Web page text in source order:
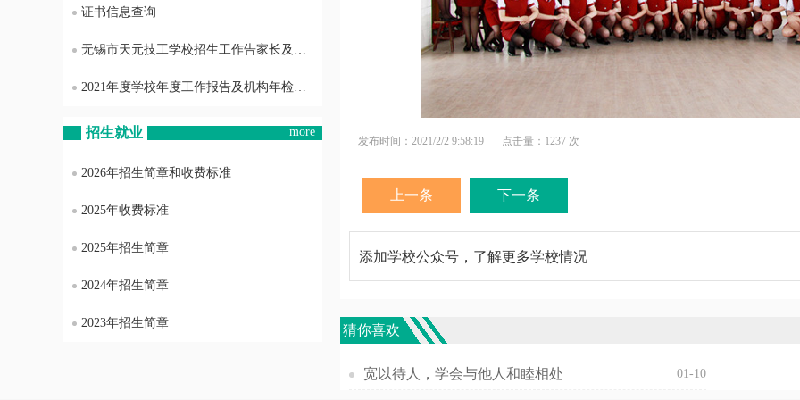
证书信息查询
无锡市天元技工学校招生工作告家长及社会各界书
2021年度学校年度工作报告及机构年检结果信息公开
招生就业 more
2026年招生简章和收费标准
2025年收费标准
2025年招生简章
2024年招生简章
2023年招生简章
发布时间：2021/2/2 9:58:19 点击量： 1237 次
上一条 下一条
添加学校公众号，了解更多学校情况
猜你喜欢
宽以待人，学会与他人和睦相处 01-10